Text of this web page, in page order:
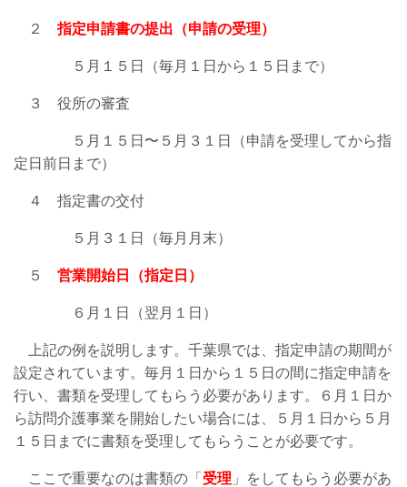
２指定申請書の提出（申請の受理）
５月１５日（毎月１日から１５日まで）
３ 役所の審査
５月１５日〜５月３１日（申請を受理してから指
定日前日まで）
４ 指定書の交付
５月３１日（毎月月末）
５ 営業開始日（指定日）
６月１日（翌月１日）
上記の例を説明します。千葉県では、指定申請の期間が
設定されています。毎月１日から１５日の間に指定申請を
行い、書類を受理してもらう必要があります。６月１日か
ら訪問介護事業を開始したい場合には、５月１日から５月
１５日までに書類を受理してもらうことが必要です。
ここで重要なのは書類の「 受理 」をしてもらう必要があ